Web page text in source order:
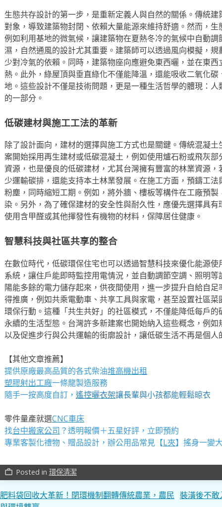
生態共存設計的第一步，是重新定義人與自然的關係。傳統
對象，導致建築物封閉、依賴大量能源來維持舒適。然而，
例如利用基地的微氣候，讓建築物在夏熱冬冷的氣候中自動
濕，自然通風的設計尤其重要。建築師可以透過風向模擬，
少對冷氣的依賴。同時，建築物座向應避免東西曬，並在東
熱。此外，綠屋頂與垂直綠化不僅能降溫，還能吸收二氧化
地。這些設計不僅是技術問題，更是一種生活哲學的體現：
的一部分。
低碳建材與施工工法的革新
除了設計面向，建材的選擇與施工方式也是關鍵。傳統混凝
案開始採用再生建材或低碳混凝土，例如使用爐石粉或飛灰
資源，也是優良的低碳建材，尤其台灣擁有豐富的林業資源
少運輸碳排，還能支持本土林業發展。在施工方面，預鑄工
粉塵，同時縮短工期。例如，將外牆、樓板等構件在工廠預
染。另外，為了確保建材的安全性與耐久性，應優先選擇具
使用含甲醛或其他揮發性有機物的材料，保障居住健康。
智慧科技與社區共享的整合
在數位時代，低碳環保住宅也可以透過智慧科技來優化能源
系統，讓住戶能即時監控用電情況，並自動調節空調、照明
陽能多餘的電力儲存起來，供夜間使用，進一步提升自給自
得推廣，例如共乘電動車、共享工具與家電，甚至設置社區
環保行動。這種「共生共好」的社區模式，不僅能降低每戶
永續的生活型態。台灣許多新建案也開始納入這些概念，例
以及促進步行與公共運輸的街廓設計，讓低碳生活不再是個
【其他文章推薦】
提供原廠最高品質的各式柴油堆高機出租
塑膠射出工廠一條龍製造服務
隨手一按高度自訂， 遙控曬衣架讓長輩與小孩都能輕鬆晾衣
零件量產就選CNC車床
找台中搬家公司 ？透明報價＋五星好評，立即預約
專業客製化禮物、贈品設計，辦公用品常見【L夾】搖身一變
work_outline Posted in 環保清潔
文
肥料袋回收大革新！閉環機制翻轉傳統農業，農民 裝潢後不